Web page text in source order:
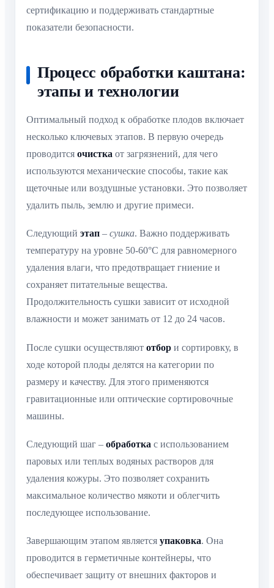
сертификацию и поддерживать стандартные
показатели безопасности.
Процесс обработки каштана:
этапы и технологии
Оптимальный подход к обработке плодов включает
несколько ключевых этапов. В первую очередь
проводится очистка от загрязнений, для чего
используются механические способы, такие как
щеточные или воздушные установки. Это позволяет
удалить пыль, землю и другие примеси.
Следующий этап – сушка. Важно поддерживать
температуру на уровне 50-60°C для равномерного
удаления влаги, что предотвращает гниение и
сохраняет питательные вещества.
Продолжительность сушки зависит от исходной
влажности и может занимать от 12 до 24 часов.
После сушки осуществляют отбор и сортировку, в
ходе которой плоды делятся на категории по
размеру и качеству. Для этого применяются
гравитационные или оптические сортировочные
машины.
Следующий шаг – обработка с использованием
паровых или теплых водяных растворов для
удаления кожуры. Это позволяет сохранить
максимальное количество мякоти и облегчить
последующее использование.
Завершающим этапом является упаковка. Она
проводится в герметичные контейнеры, что
обеспечивает защиту от внешних факторов и